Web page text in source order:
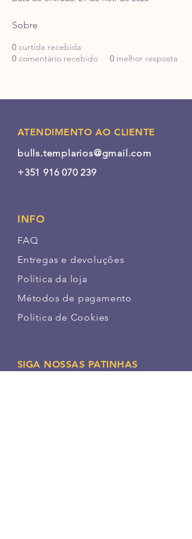
Sobre
0 curtida recebida
0 comentário recebido 0 melhor resposta
ATENDIMENTO AO CLIENTE
bulls.templarios@gmail.com
+351 916 070 239
INFO
FAQ
Entregas e devoluções
Política da loja
Métodos de pagamento
Política de Cookies
SIGA NOSSAS PATINHAS